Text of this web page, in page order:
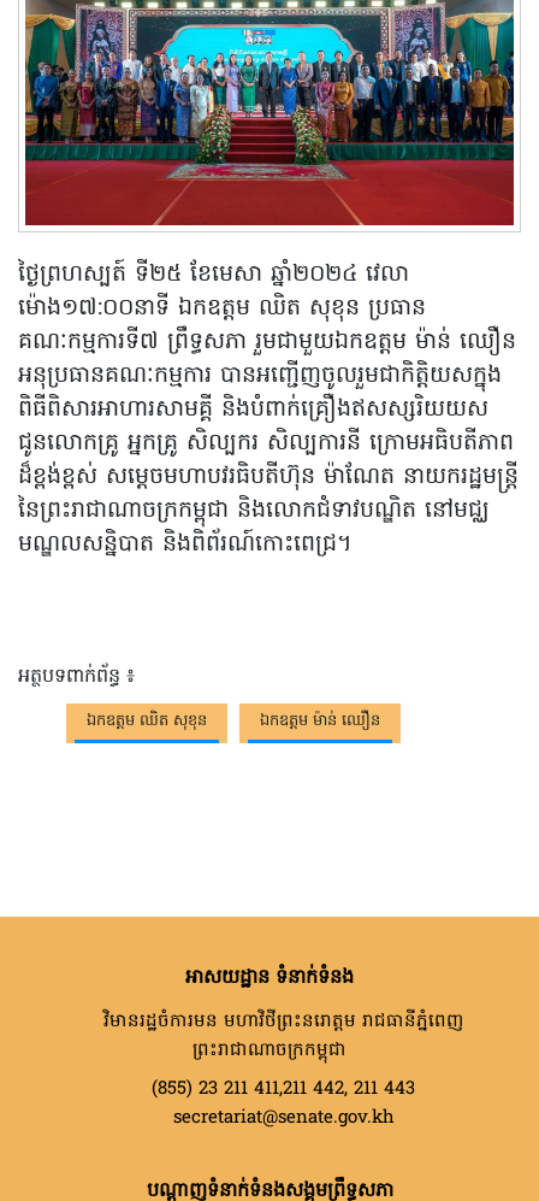
ថ្ងៃព្រហស្បត៍ ទី២៥ ខែមេសា ឆ្នាំ២០២៤ វេលា
ម៉ោង១៧:០០នាទី ឯកឧត្តម ឈិត សុខុន ប្រធាន
គណៈកម្មការទី៧ ព្រឹទ្ធសភា រួមជាមួយឯកឧត្តម ម៉ាន់ ឈឿន
អនុប្រធានគណៈកម្មការ បានអញ្ជើញចូលរួមជាកិត្តិយសក្នុង
ពិធីពិសារអាហារសាមគ្គី និងបំពាក់គ្រឿងឥសស្សរិយយស
ជូនលោកគ្រូ អ្នកគ្រូ សិល្បករ សិល្បការនី ក្រោមអធិបតីភាព
ដ៏ខ្ពង់ខ្ពស់ សម្តេចមហាបវរធិបតីហ៊ុន ម៉ាណែត នាយករដ្ឋមន្ត្រី
នៃព្រះរាជាណាចក្រកម្ពុជា និងលោកជំទាវបណ្ឌិត នៅមជ្ឈ
មណ្ឌលសន្និបាត និងពិព័រណ៍កោះពេជ្រ។
អត្ថបទពាក់ព័ន្ធ ៖
ឯកឧត្តម ឈិត សុខុន ឯកឧត្តម ម៉ាន់ ឈឿន
អាសយដ្ឋាន ទំនាក់ទំនង
វិមានរដ្ឋចំការមន មហាវិថីព្រះនរោត្តម រាជធានីភ្នំពេញ
ព្រះរាជាណាចក្រកម្ពុជា
(855) 23 211 411,211 442, 211 443
secretariat@senate.gov.kh
បណ្តាញទំនាក់ទំនងសង្គមព្រឹទ្ធសភា